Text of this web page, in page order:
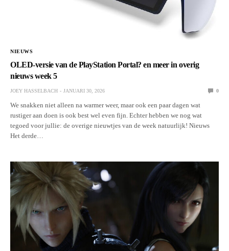
NIEUWS
OLED-versie van de PlayStation Portal? en meer in overig
nieuws week 5
JOEY HASSELBACH JANUARI 30, 2026 0
We snakken niet alleen na warmer weer, maar ook een paar dagen wat
rustiger aan doen is ook best wel even fijn. Echter hebben we nog wat
tegoed voor jullie: de overige nieuwtjes van de week natuurlijk! Nieuws
Het derde…